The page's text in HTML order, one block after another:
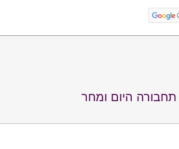
תחבורה היום ומחר